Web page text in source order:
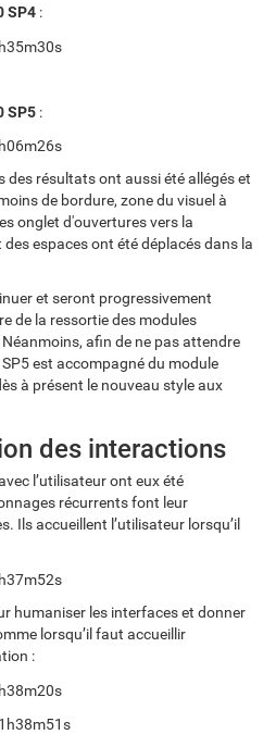
SP4 :
SP5 :
des résultats ont aussi été allégés et
de bordure, zone du visuel à
onglet d'ouvertures vers la
espaces ont été déplacés dans la
et seront progressivement
de la ressortie des modules
afin de ne pas attendre
est accompagné du module
à présent le nouveau style aux
des interactions
l’utilisateur ont eux été
récurrents font leur
Ils accueillent l’utilisateur lorsqu’il
humaniser les interfaces et donner
lorsqu’il faut accueillir
: